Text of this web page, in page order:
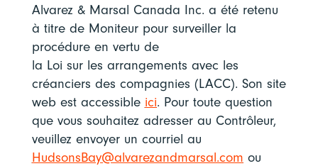
Alvarez & Marsal Canada Inc. a été retenu
à titre de Moniteur pour surveiller la
procédure en vertu de
la Loi sur les arrangements avec les
créanciers des compagnies (LACC). Son site
web est accessible ici. Pour toute question
que vous souhaitez adresser au Contrôleur,
veuillez envoyer un courriel au
HudsonsBay@alvarezandmarsal.com ou